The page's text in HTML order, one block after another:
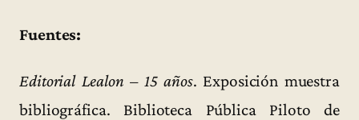
Fuentes:
Editorial Lealon – 15 años. Exposición muestra
bibliográfica. Biblioteca Pública Piloto de